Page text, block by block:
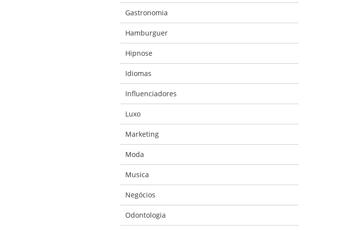
Gastronomia
Hamburguer
Hipnose
Idiomas
Influenciadores
Luxo
Marketing
Moda
Musica
Negócios
Odontologia